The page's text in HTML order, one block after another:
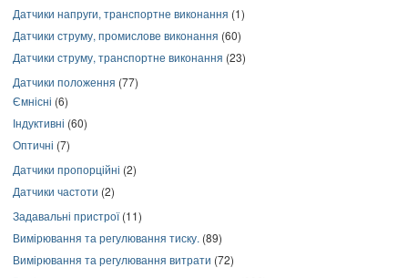
Датчики напруги, транспортне виконання (1)
Датчики струму, промислове виконання (60)
Датчики струму, транспортне виконання (23)
Датчики положення (77)
Ємнісні (6)
Індуктивні (60)
Оптичні (7)
Датчики пропорційні (2)
Датчики частоти (2)
Задавальні пристрої(11)
Вимірювання та регулювання тиску. (89)
Вимірювання та регулювання витрати (72)